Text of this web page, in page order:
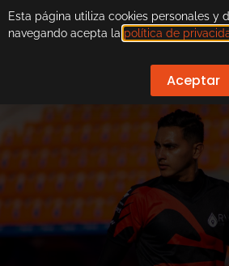
Esta página utiliza cookies personales y
navegando acepta la política de
Aceptar